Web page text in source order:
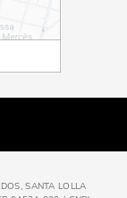
SANTA LOLLA